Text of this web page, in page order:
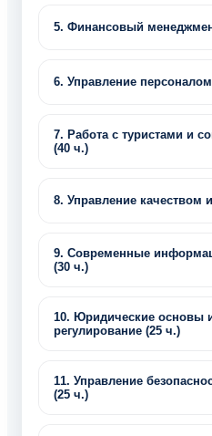
5. Финансовый
6. Управление
7. Работа с туристами и
(40 ч.)
8. Управление качеством
9. Современные
(30 ч.)
10. Юридические основы
регулирование (25 ч.)
11. Управление
(25 ч.)